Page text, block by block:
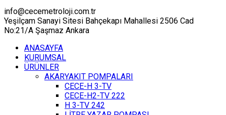
info@cecemetroloji.com.tr
Yeşilçam Sanayi Sitesi Bahçekapı Mahallesi 2506 Cad
No:21/A Şaşmaz Ankara
ANASAYFA
KURUMSAL
ÜRÜNLER
AKARYAKIT POMPALARI
CECE-H 3-TV
CECE-H2-TV 222
H 3-TV 242